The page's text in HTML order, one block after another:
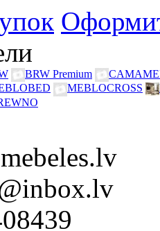
BRW Premium
MEBLOCROSS